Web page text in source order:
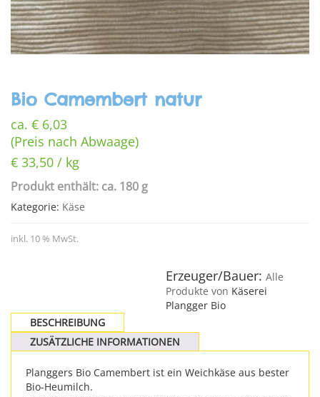
Bio Camembert natur
ca. € 6,03
(Preis nach Abwaage)
€ 33,50 / kg
Produkt enthält: ca. 180 g
Kategorie: Käse
inkl. 10 % MwSt.
Erzeuger/Bauer:Alle
Produkte von Käserei
Plangger Bio
BESCHREIBUNG
ZUSÄTZLICHE INFORMATIONEN
Planggers Bio Camembert ist ein Weichkäse aus bester
Bio-Heumilch.